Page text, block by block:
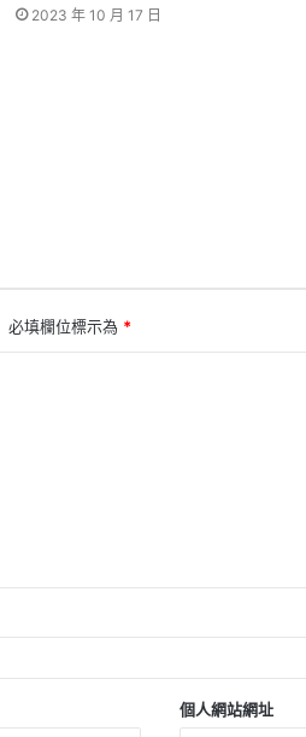
2023 年 10 月 17 日
必填欄位標示為 *
個人網站網址